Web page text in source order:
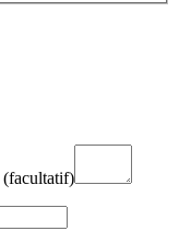
(facultatif)